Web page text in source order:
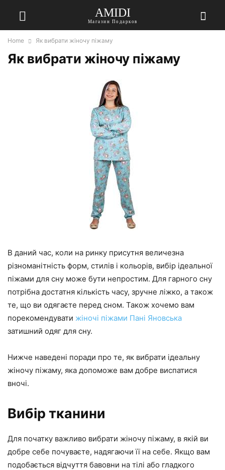
AMIDI
Магазин Подарков
Home Як вибрати жіночу піжаму
Як вибрати жіночу піжаму
В даний час, коли на ринку присутня величезна
різноманітність форм, стилів і кольорів, вибір ідеальної
піжами для сну може бути непростим. Для гарного сну
потрібна достатня кількість часу, зручне ліжко, а також
те, що ви одягаєте перед сном. Також хочемо вам
порекомендувати жіночі піжами Пані Яновська
затишний одяг для сну.
Нижче наведені поради про те, як вибрати ідеальну
жіночу піжаму, яка допоможе вам добре виспатися
вночі.
Вибір тканини
Для початку важливо вибрати жіночу піжаму, в якій ви
добре себе почуваєте, надягаючи її на себе. Якщо вам
подобається відчуття бавовни на тілі або гладкого